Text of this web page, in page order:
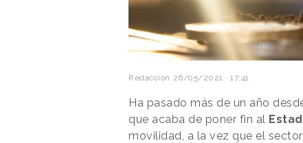
Redacción 26/05/2021 · 17:41
Ha pasado más de un año
que acaba de poner fin al
movilidad, a la vez que el